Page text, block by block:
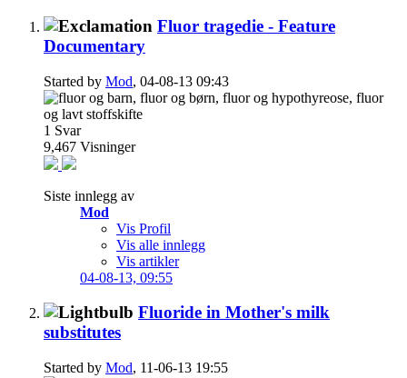
Fluor tragedie - Feature
Documentary
Started by Mod, 04-08-13 09:43
1 Svar
9,467 Visninger
Siste innlegg av
Mod
Vis Profil
Vis alle innlegg
Vis artikler
04-08-13, 09:55
Fluoride in Mother's milk
substitutes
Started by Mod, 11-06-13 19:55